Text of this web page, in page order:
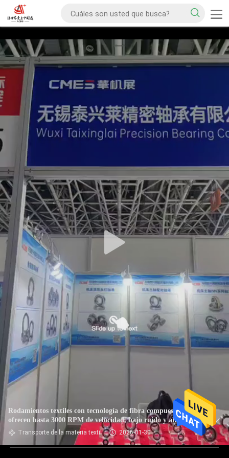
Rodamientos textiles con tecnología de fibra compuesta que
ofrecen hasta 3000 RPM de velocidad, bajo ruido y alta
resistencia al desgaste
Transporte de la materia textil 2026-01-30